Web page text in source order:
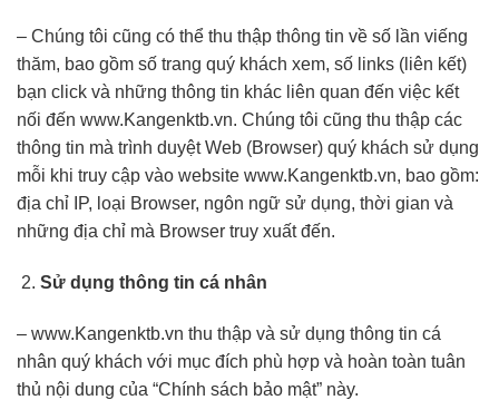
– Chúng tôi cũng có thể thu thập thông tin về số lần viếng
thăm, bao gồm số trang quý khách xem, số links (liên kết)
bạn click và những thông tin khác liên quan đến việc kết
nối đến www.Kangenktb.vn. Chúng tôi cũng thu thập các
thông tin mà trình duyệt Web (Browser) quý khách sử dụng
mỗi khi truy cập vào website www.Kangenktb.vn, bao gồm:
địa chỉ IP, loại Browser, ngôn ngữ sử dụng, thời gian và
những địa chỉ mà Browser truy xuất đến.
Sử dụng thông tin cá nhân
– www.Kangenktb.vn thu thập và sử dụng thông tin cá
nhân quý khách với mục đích phù hợp và hoàn toàn tuân
thủ nội dung của “Chính sách bảo mật” này.